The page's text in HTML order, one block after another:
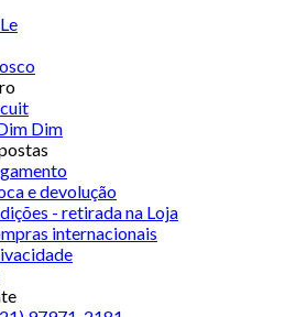
Dim
e devolução
- retirada na Loja
internacionais